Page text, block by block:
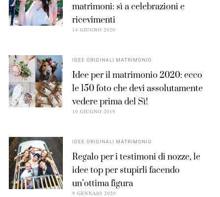
matrimoni: sì a celebrazioni e
ricevimenti
14 GIUGNO 2020
IDEE ORIGINALI MATRIMONIO
Idee per il matrimonio 2020: ecco
le 150 foto che devi assolutamente
vedere prima del Sì!
10 GIUGNO 2019
IDEE ORIGINALI MATRIMONIO
Regalo per i testimoni di nozze, le
idee top per stupirli facendo
un’ottima figura
9 GENNAIO 2020